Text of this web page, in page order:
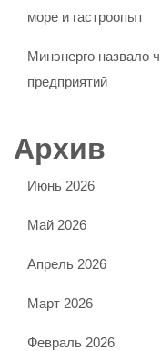
море и гастроопыт
Минэнерго назвало
предприятий
Архив
Июнь 2026
Май 2026
Апрель 2026
Март 2026
Февраль 2026